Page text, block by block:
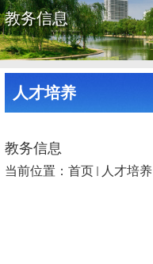
教务信息
人才培养
教务信息
当前位置： 首页 人才培养